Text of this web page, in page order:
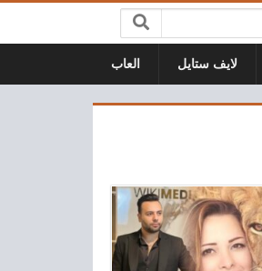
لايف ستايل العاب